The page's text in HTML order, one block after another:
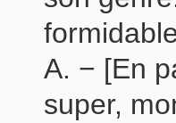
A. − [En
super,